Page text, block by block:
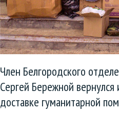
Член Белгородского
Сергей Бережной
доставке гуманитарной